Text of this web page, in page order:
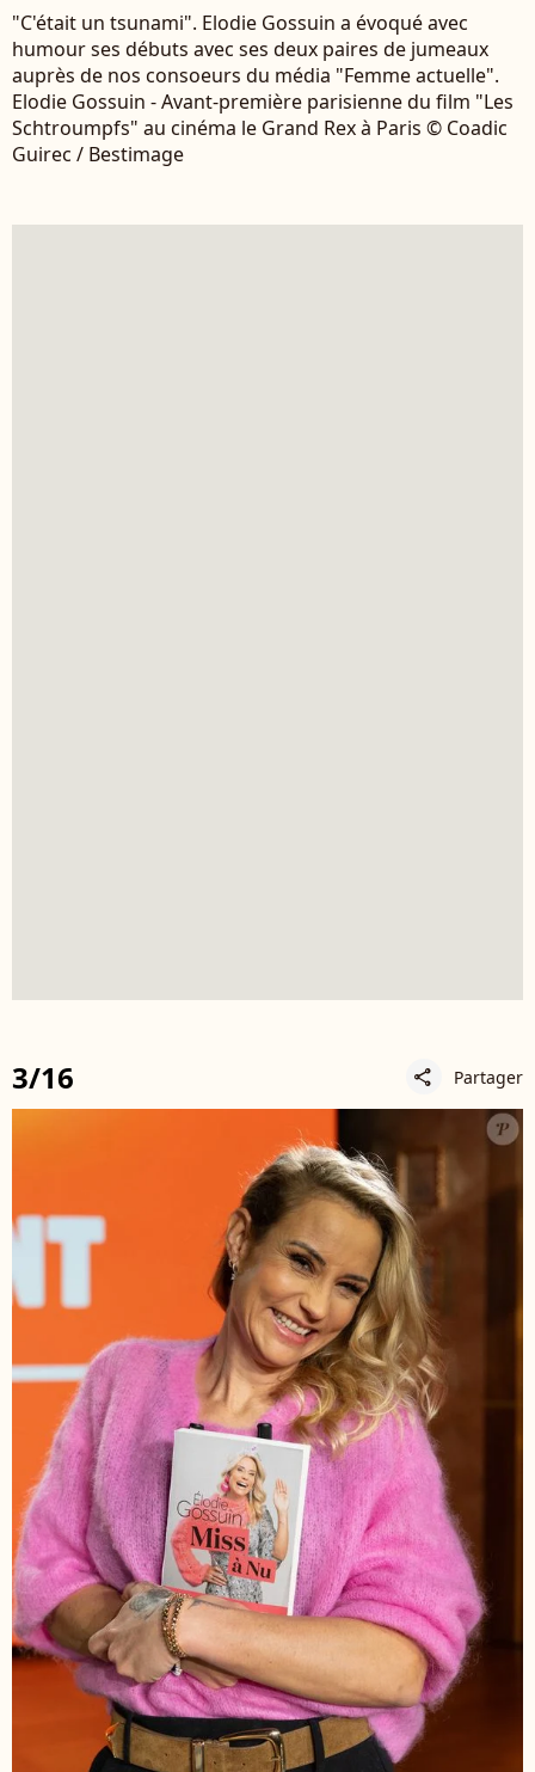
"C'était un tsunami". Elodie Gossuin a évoqué avec
humour ses débuts avec ses deux paires de jumeaux
auprès de nos consoeurs du média "Femme actuelle".
Elodie Gossuin - Avant-première parisienne du film "Les
Schtroumpfs" au cinéma le Grand Rex à Paris © Coadic
Guirec / Bestimage
3/16 share Partager